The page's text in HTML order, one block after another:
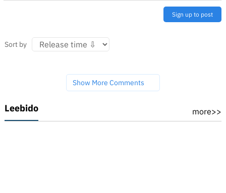
Sign up to post
Sort by
Show More Comments
Leebido more>>